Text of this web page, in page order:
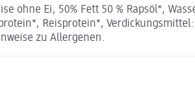
ohne Ei, 50% Fett 50 % Rapsöl*,
Reisprotein*,
zu Allergenen.